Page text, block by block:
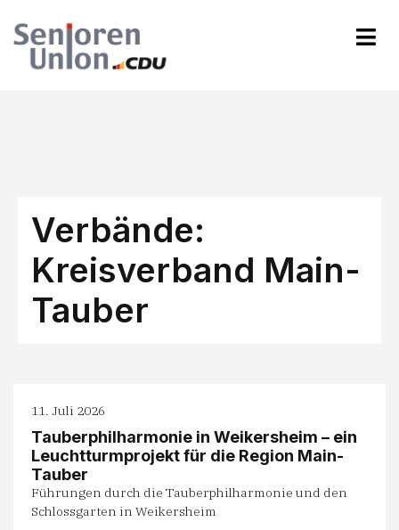
Verbände:
Kreisverband Main-
Tauber
11. Juli 2026
Tauberphilharmonie in Weikersheim – ein
Leuchtturmprojekt für die Region Main-
Tauber
Führungen durch die Tauberphilharmonie und den
Schlossgarten in Weikersheim